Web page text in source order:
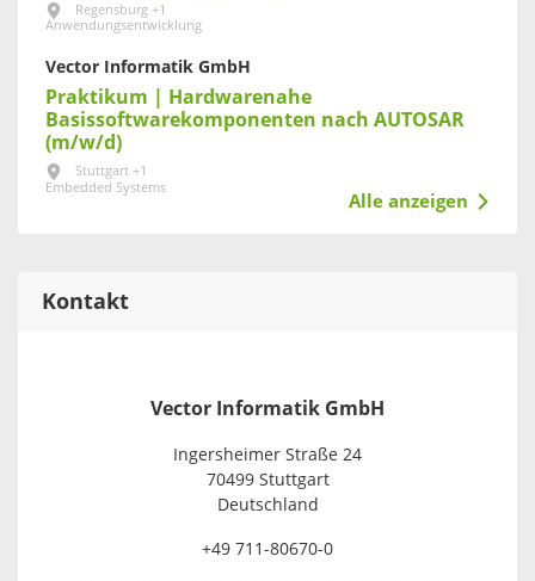
Regensburg +1
Anwendungsentwicklung
Vector Informatik GmbH
Praktikum | Hardwarenahe
Basissoftwarekomponenten nach AUTOSAR
(m/w/d)
Stuttgart +1
Embedded Systems
Alle anzeigen
Kontakt
Vector Informatik GmbH
Ingersheimer Straße 24
70499 Stuttgart
Deutschland
+49 711-80670-0